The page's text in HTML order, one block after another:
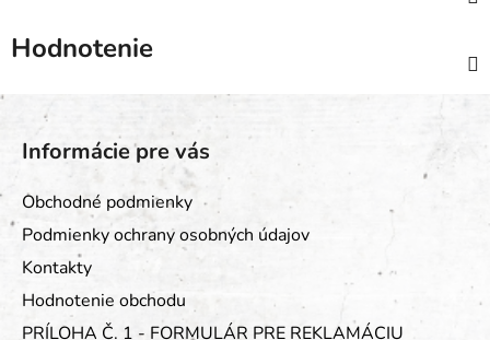
Hodnotenie
Z
ä
Informácie pre vás
Obchodné podmienky
Podmienky ochrany osobných údajov
Kontakty
Hodnotenie obchodu
PRÍLOHA Č. 1 - FORMULÁR PRE REKLAMÁCIU